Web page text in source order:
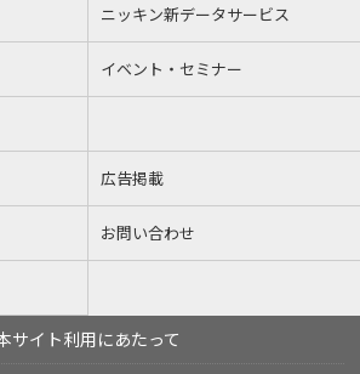
ニッキン新データサービス
イベント・セミナー
広告掲載
お問い合わせ
サイト利用にあたって